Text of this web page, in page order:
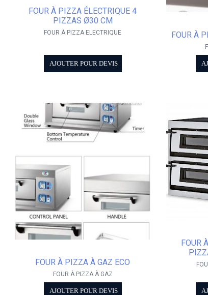
FOUR À PIZZA ÉLECTRIQUE 4
PIZZAS Ø30 CM
FOUR À PIZZA ELECTRIQUE
AJOUTER POUR DEVIS
FOUR À
FOUR À PIZZA À GAZ ECO
FOUR À PIZZA À GAZ
AJOUTER POUR DEVIS
FOUR